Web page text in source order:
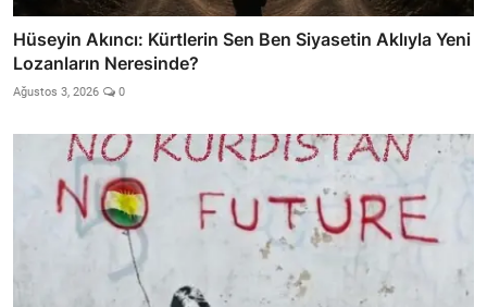
Hüseyin Akıncı: Kürtlerin Sen Ben Siyasetin Aklıyla Yeni
Lozanların Neresinde?
Ağustos 3, 2026 0